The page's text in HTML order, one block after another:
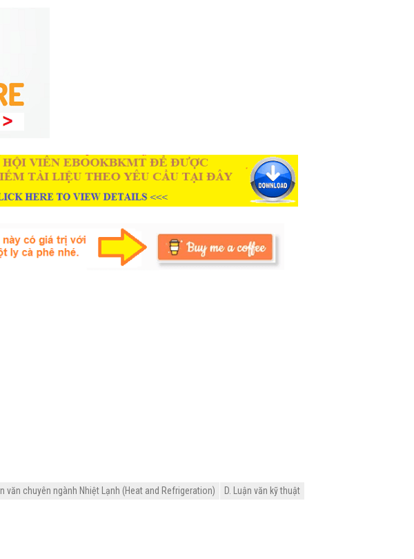
văn chuyên ngành Nhiệt Lạnh (Heat and Refrigeration) D. Luận văn kỹ thuật